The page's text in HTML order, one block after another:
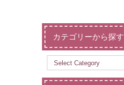
カテゴリーから探す